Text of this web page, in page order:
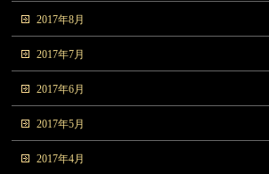
2017年8月
2017年7月
2017年6月
2017年5月
2017年4月